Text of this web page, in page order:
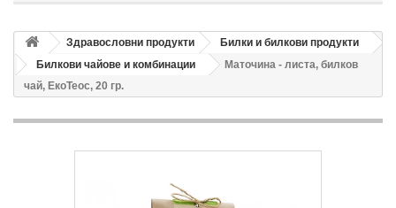
Здравословни продукти
Билки и билкови продукти
Билкови чайове и комбинации
Маточина - листа, билков
чай, ЕкоТеос, 20 гр.